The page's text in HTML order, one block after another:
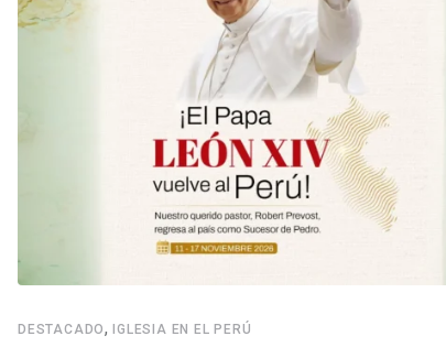
DESTACADO,IGLESIA EN EL PERÚ